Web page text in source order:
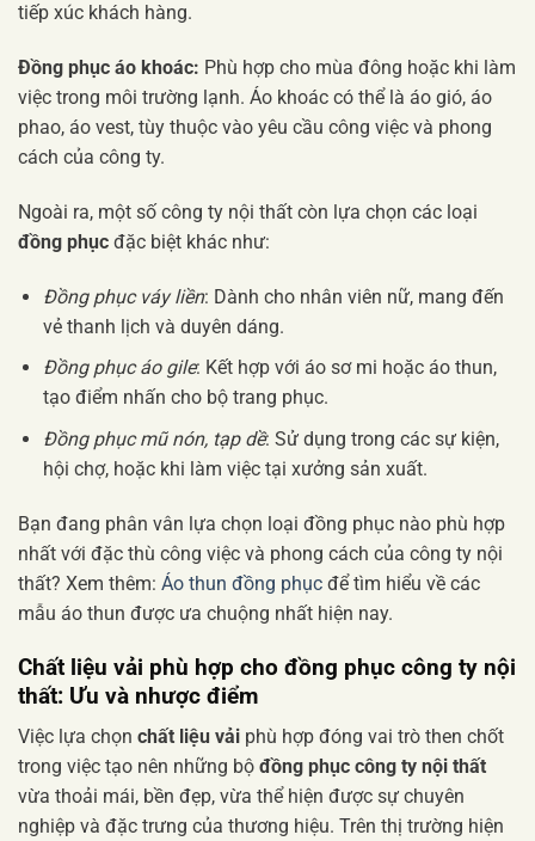
tiếp xúc khách hàng.
Đồng phục áo khoác: Phù hợp cho mùa đông hoặc khi làm
việc trong môi trường lạnh. Áo khoác có thể là áo gió, áo
phao, áo vest, tùy thuộc vào yêu cầu công việc và phong
cách của công ty.
Ngoài ra, một số công ty nội thất còn lựa chọn các loại
đồng phục đặc biệt khác như:
Đồng phục váy liền: Dành cho nhân viên nữ, mang đến
vẻ thanh lịch và duyên dáng.
Đồng phục áo gile: Kết hợp với áo sơ mi hoặc áo thun,
tạo điểm nhấn cho bộ trang phục.
Đồng phục mũ nón, tạp dề: Sử dụng trong các sự kiện,
hội chợ, hoặc khi làm việc tại xưởng sản xuất.
Bạn đang phân vân lựa chọn loại đồng phục nào phù hợp
nhất với đặc thù công việc và phong cách của công ty nội
thất? Xem thêm: Áo thun đồng phục để tìm hiểu về các
mẫu áo thun được ưa chuộng nhất hiện nay.
Chất liệu vải phù hợp cho đồng phục công ty nội
thất: Ưu và nhược điểm
Việc lựa chọn chất liệu vải phù hợp đóng vai trò then chốt
trong việc tạo nên những bộ đồng phục công ty nội thất
vừa thoải mái, bền đẹp, vừa thể hiện được sự chuyên
nghiệp và đặc trưng của thương hiệu. Trên thị trường hiện